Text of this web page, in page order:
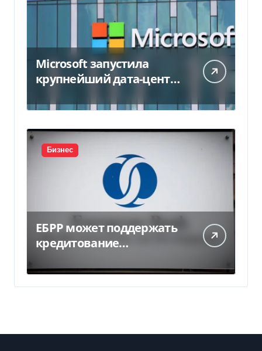
Microsoft запустила
крупнейший дата-центр
миллиарда
Бизнес
ЕБРР может поддержать
кредитование
300 млн евро — Delo.ua